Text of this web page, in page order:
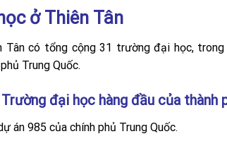
ở Thiên Tân
Tân có tổng cộng 31 trường đại học,
Trung Quốc.
đại học hàng đầu của thành
án 985 của chính phủ Trung Quốc.